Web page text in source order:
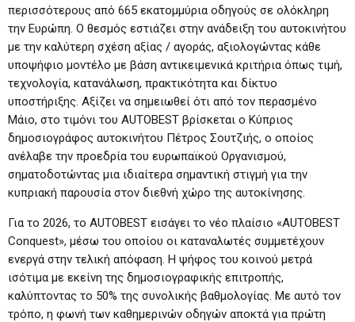
περισσότερους από 665 εκατομμύρια οδηγούς σε ολόκληρη
την Ευρώπη. Ο θεσμός εστιάζει στην ανάδειξη του αυτοκινήτου
με την καλύτερη σχέση αξίας / αγοράς, αξιολογώντας κάθε
υποψήφιο μοντέλο με βάση αντικειμενικά κριτήρια όπως τιμή,
τεχνολογία, κατανάλωση, πρακτικότητα και δίκτυο
υποστήριξης. Αξίζει να σημειωθεί ότι από τον περασμένο
Μάιο, στο τιμόνι του AUTOBEST βρίσκεται ο Κύπριος
δημοσιογράφος αυτοκινήτου Πέτρος Σουτζιής, ο οποίος
ανέλαβε την προεδρία του ευρωπαϊκού Οργανισμού,
σηματοδοτώντας μια ιδιαίτερα σημαντική στιγμή για την
κυπριακή παρουσία στον διεθνή χώρο της αυτοκίνησης.
Για το 2026, το AUTOBEST εισάγει το νέο πλαίσιο «AUTOBEST
Conquest», μέσω του οποίου οι καταναλωτές συμμετέχουν
ενεργά στην τελική απόφαση. Η ψήφος του κοινού μετρά
ισότιμα με εκείνη της δημοσιογραφικής επιτροπής,
καλύπτοντας το 50% της συνολικής βαθμολογίας. Με αυτό τον
τρόπο, η φωνή των καθημερινών οδηγών αποκτά για πρώτη